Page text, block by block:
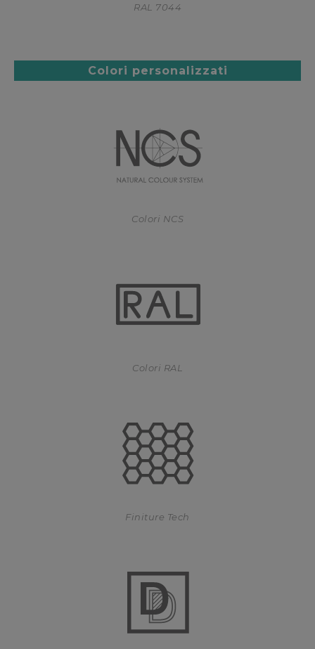
RAL 7044
Colori personalizzati
Colori NCS
Colori RAL
Finiture Tech